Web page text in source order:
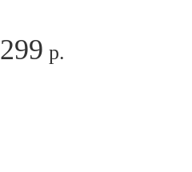
р.